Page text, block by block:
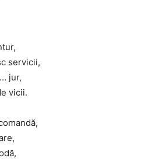
servicii,
jur,
vicii.